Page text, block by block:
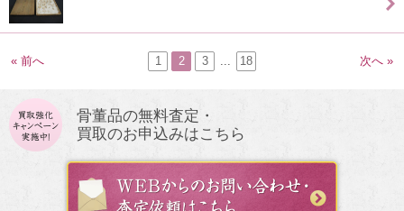
« 前へ 1 2 3 ... 18 次へ »
骨董品の無料査定・
買取のお申込みはこちら